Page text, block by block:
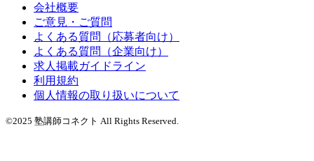
会社概要
ご意見・ご質問
よくある質問（応募者向け）
よくある質問（企業向け）
求人掲載ガイドライン
利用規約
個人情報の取り扱いについて
©2025 塾講師コネクト All Rights Reserved.